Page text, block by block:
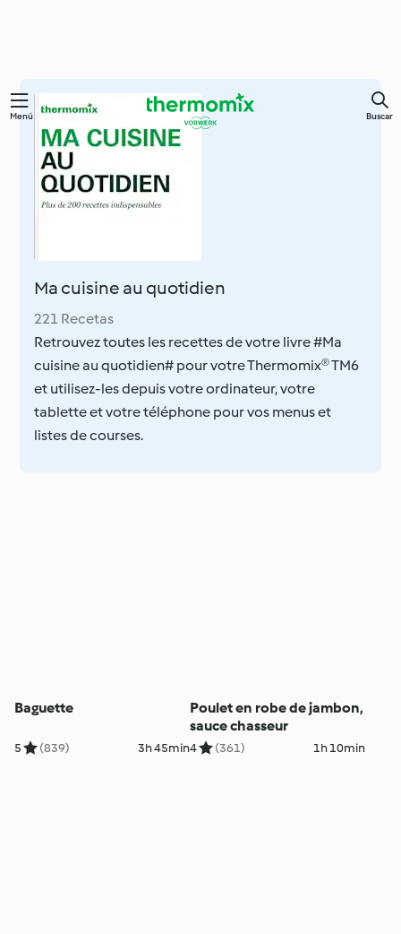
contenido
principal
Menú Buscar
Ma cuisine au quotidien
221 Recetas
Retrouvez toutes les recettes de votre livre #Ma
cuisine au quotidien# pour votre Thermomix® TM6
et utilisez-les depuis votre ordinateur, votre
tablette et votre téléphone pour vos menus et
listes de courses.
Baguette
5 (839) 3h 45min
Poulet en robe de jambon,
sauce chasseur
4 (361) 1h 10min